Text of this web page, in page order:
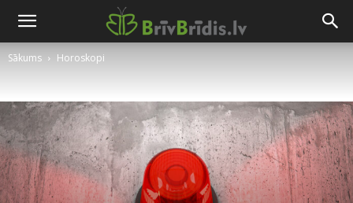
Sākums Horoskopi